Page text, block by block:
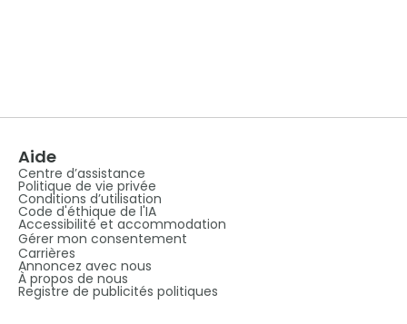
Aide
Centre d’assistance
Politique de vie privée
Conditions d’utilisation
Code d'éthique de l'IA
Accessibilité et accommodation
Gérer mon consentement
Carrières
Annoncez avec nous
À propos de nous
Registre de publicités politiques